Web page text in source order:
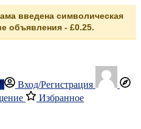
введена символическая
объявления - £0.25.
Вход/Регистрация
Избранное